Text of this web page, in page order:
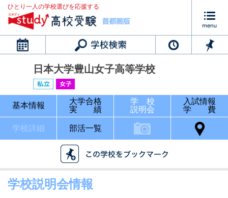
ひとり一人の学校選びを応援する
カレンダー
日本大学豊山女子高等学校
基本情報
大学合格
実 績
学 校
説明会
入試情報
学 費
学校詳細 部活一覧
学校説明会情報